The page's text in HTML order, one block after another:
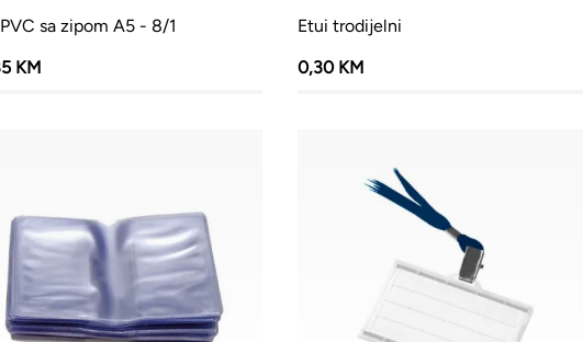
sa zipom A5 - 8/1
KM
Etui trodijelni
0,30 KM